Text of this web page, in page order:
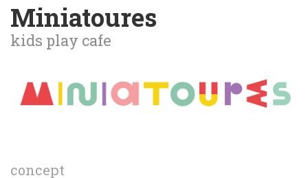
Miniatoures
kids play cafe
concept